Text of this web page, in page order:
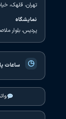
تهران، قلهک،
نمایشگاه
پردیس، بلوار
◷ ساعات